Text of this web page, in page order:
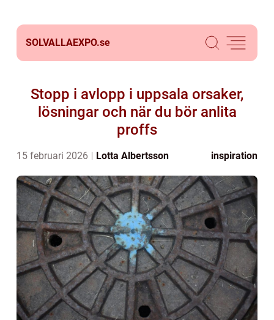
SOLVALLAEXPO.se
Stopp i avlopp i uppsala orsaker,
lösningar och när du bör anlita
proffs
15 februari 2026 Lotta Albertsson inspiration